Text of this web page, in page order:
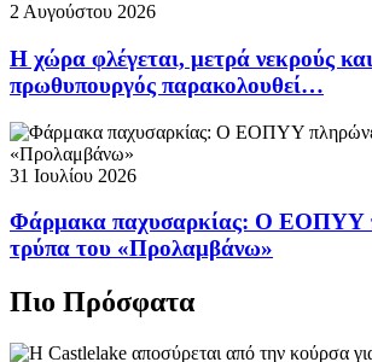
2 Αυγούστου 2026
Η χώρα φλέγεται, μετρά νεκρούς
πρωθυπουργός παρακολουθεί…
31 Ιουλίου 2026
Φάρμακα παχυσαρκίας: Ο ΕΟΠΥΥ
τρύπα του «Προλαμβάνω»
Πιο Πρόσφατα